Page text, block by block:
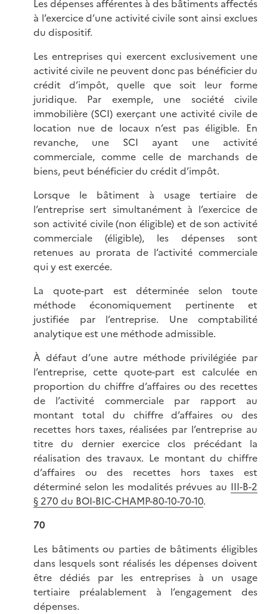
Les dépenses afférentes à des bâtiments affectés
à l’exercice d’une activité civile sont ainsi exclues
du dispositif.
Les entreprises qui exercent exclusivement une
activité civile ne peuvent donc pas bénéficier du
crédit d’impôt, quelle que soit leur forme
juridique. Par exemple, une société civile
immobilière (SCI) exerçant une activité civile de
location nue de locaux n’est pas éligible. En
revanche, une SCI ayant une activité
commerciale, comme celle de marchands de
biens, peut bénéficier du crédit d’impôt.
Lorsque le bâtiment à usage tertiaire de
l’entreprise sert simultanément à l’exercice de
son activité civile (non éligible) et de son activité
commerciale (éligible), les dépenses sont
retenues au prorata de l’activité commerciale
qui y est exercée.
La quote-part est déterminée selon toute
méthode économiquement pertinente et
justifiée par l’entreprise. Une comptabilité
analytique est une méthode admissible.
À défaut d’une autre méthode privilégiée par
l’entreprise, cette quote-part est calculée en
proportion du chiffre d’affaires ou des recettes
de l’activité commerciale par rapport au
montant total du chiffre d’affaires ou des
recettes hors taxes, réalisées par l’entreprise au
titre du dernier exercice clos précédant la
réalisation des travaux. Le montant du chiffre
d’affaires ou des recettes hors taxes est
déterminé selon les modalités prévues au III-B-2
§ 270 du BOI-BIC-CHAMP-80-10-70-10.
70
Les bâtiments ou parties de bâtiments éligibles
dans lesquels sont réalisés les dépenses doivent
être dédiés par les entreprises à un usage
tertiaire préalablement à l’engagement des
dépenses.